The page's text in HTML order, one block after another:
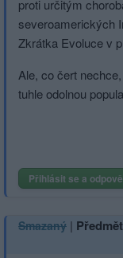
proti určitým
severoamerických
Zkrátka Evoluce v
Ale, co čert
tuhle odolnou
Přihlásit se a
Smazaný |